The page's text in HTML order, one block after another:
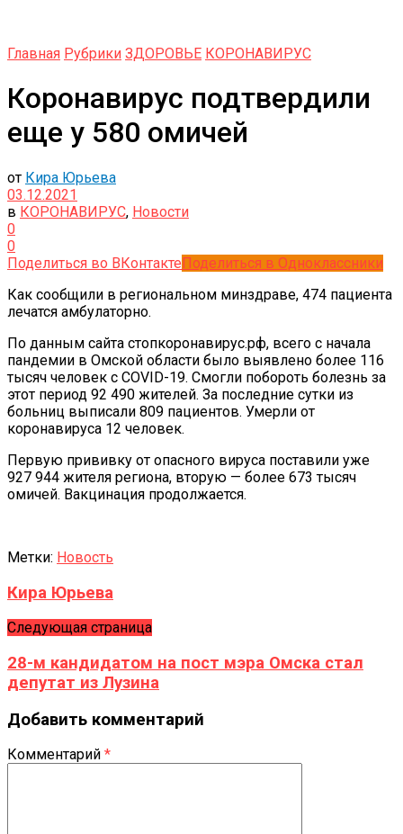
Главная Рубрики ЗДОРОВЬЕ КОРОНАВИРУС
Коронавирус подтвердили
еще у 580 омичей
от Кира Юрьева
03.12.2021
в КОРОНАВИРУС, Новости
0
0
Поделиться во ВКонтактеПоделиться в Одноклассники
Как сообщили в региональном минздраве, 474 пациента
лечатся амбулаторно.
По данным сайта стопкоронавирус.рф, всего с начала
пандемии в Омской области было выявлено более 116
тысяч человек с COVID-19. Смогли побороть болезнь за
этот период 92 490 жителей. За последние сутки из
больниц выписали 809 пациентов. Умерли от
коронавируса 12 человек.
Первую прививку от опасного вируса поставили уже
927 944 жителя региона, вторую — более 673 тысяч
омичей. Вакцинация продолжается.
Метки: Новость
Кира Юрьева
Следующая страница
28-м кандидатом на пост мэра Омска стал
депутат из Лузина
Добавить комментарий
Комментарий *